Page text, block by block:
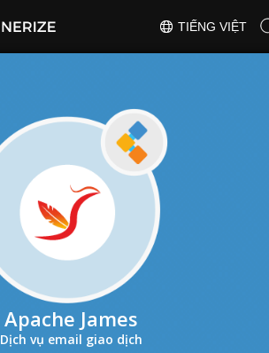
TIẾNG VIỆT
Apache James
Dịch vụ email giao dịch